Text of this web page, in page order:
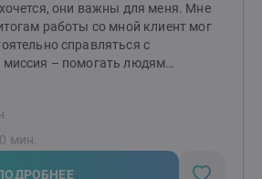
они важны для меня. Мне
работы со мной клиент мог
справляться с
– помогать людям
то буду рада видеть вас на
индивидуально и в паре от
родителей). НЕ работаю с: теми, кто
теми, кого заставили прийти;
мин.